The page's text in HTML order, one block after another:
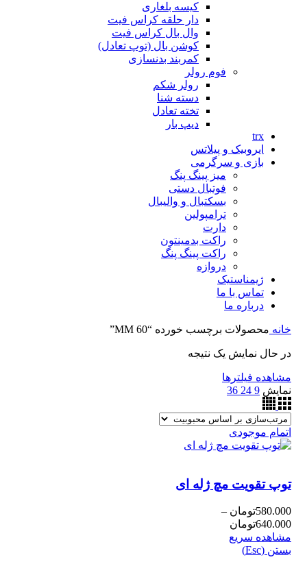
کیسه بلغاری
دار حلقه کراس فیت
وال بال کراس فیت
کوشن بال (توپ تعادل)
کمربند بدنسازی
فوم رولر
رولر شکم
دسته شنا
تخته تعادل
دیپ بار
trx
ایروبیک و پیلاتس
بازی و سرگرمی
میز پینگ پنگ
فوتبال دستی
بسکتبال و والیبال
ترامپولین
دارت
راکت بدمینتون
راکت پینگ پنگ
دروازه
ژیمناستیک
تماس با ما
درباره ما
بستن (Esc)
خانه محصولات برچسب خورده “60 MM”
در حال نمایش یک نتیجه
مشاهده فیلترها
نمایش 9
24
36
اتمام موجودی
توپ تقویت مچ ژله ای
تومان580.000
–
تومان640.000
مشاهده سریع